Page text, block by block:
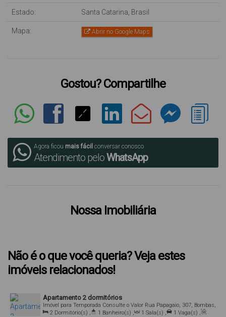
Estado: Santa Catarina, Brasil
Mapa: Abrir no Google Maps
Gostou? Compartilhe
Agora ficou mais fácil conversar conosco
Atendimento peloWhatsApp
Nossa Imobiliária
Não é o que você queria? Veja estes
imóveis relacionados!
Apartamento 2 dormitórios
Consulte o Valor
Imóvel para Temporada
Rua Papagaio, 307, Bombas,
Bombinhas, Santa Catarina, Brasil
2 Dormitório(s) , 1 Banheiro(s) , 1 Sala(s) , 1 Vaga(s) ,